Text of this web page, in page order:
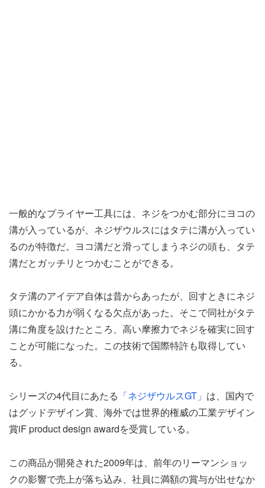
一般的なプライヤー工具には、ネジをつかむ部分にヨコの
溝が入っているが、ネジザウルスにはタテに溝が入ってい
るのが特徴だ。ヨコ溝だと滑ってしまうネジの頭も、タテ
溝だとガッチリとつかむことができる。
タテ溝のアイデア自体は昔からあったが、回すときにネジ
頭にかかる力が弱くなる欠点があった。そこで同社がタテ
溝に角度を設けたところ、高い摩擦力でネジを確実に回す
ことが可能になった。この技術で国際特許も取得してい
る。
シリーズの4代目にあたる 「ネジザウルスGT」 は、国内で
はグッドデザイン賞、海外では世界的権威の工業デザイン
賞iF product design awardを受賞している。
この商品が開発された2009年は、前年のリーマンショッ
クの影響で売上が落ち込み、社員に満額の賞与が出せなか